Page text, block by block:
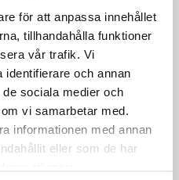
för att anpassa innehållet
tillhandahålla funktioner
vår trafik. Vi
identifierare och annan
sociala medier och
vi samarbetar med.
informationen med annan
eller som de har
Spårkniv Mördarsnigeln
62617